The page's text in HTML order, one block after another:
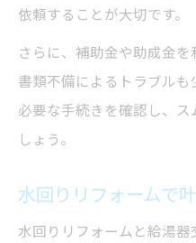
依頼することが大切です。
さらに、補助金や助成金
書類不備によるトラブル
必要な手続きを確認し、
しょう。
水回りリフォームで
水回りリフォームと給湯器